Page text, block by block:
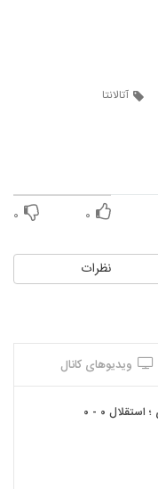
آتالانتا
۰ ۰
نظرات
ویدیوهای کانال
خلاصه بازی ؛ استقلال ۰ - ۰